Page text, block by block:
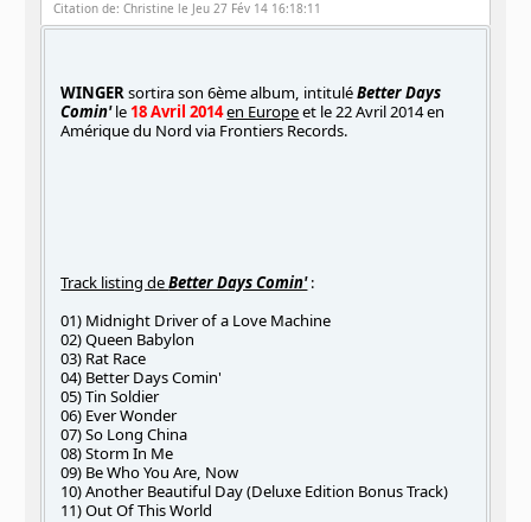
Citation de: Christine le Jeu 27 Fév 14 16:18:11
WINGERsortira son 6ème album, intituléBetter Days
Comin'le 18 Avril 2014en Europeet le 22 Avril 2014 en
Amérique du Nord via Frontiers Records.
Track listing deBetter Days Comin':
01) Midnight Driver of a Love Machine
02) Queen Babylon
03) Rat Race
04) Better Days Comin'
05) Tin Soldier
06) Ever Wonder
07) So Long China
08) Storm In Me
09) Be Who You Are, Now
10) Another Beautiful Day (Deluxe Edition Bonus Track)
11) Out Of This World